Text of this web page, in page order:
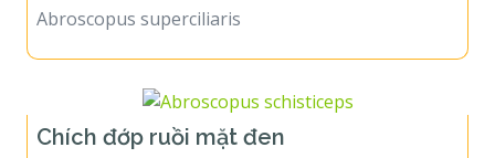
Abroscopus superciliaris
Chích đớp ruồi mặt đen